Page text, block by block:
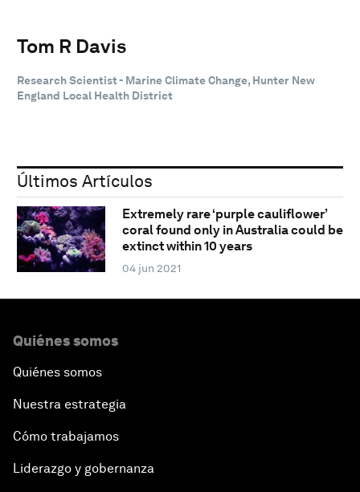
Tom R Davis
Research Scientist - Marine Climate Change, Hunter New
England Local Health District
Últimos Artículos
Extremely rare ‘purple cauliflower’
coral found only in Australia could be
extinct within 10 years
04 jun 2021
Quiénes somos
Quiénes somos
Nuestra estrategia
Cómo trabajamos
Liderazgo y gobernanza